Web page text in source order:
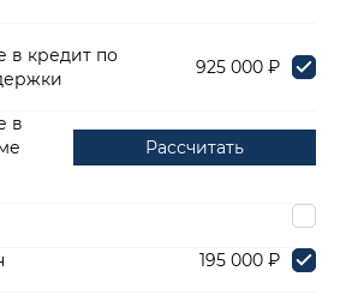
в кредит по
925 000 ₽
в
Рассчитать
195 000 ₽